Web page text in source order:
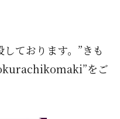
ております。”きも
をご